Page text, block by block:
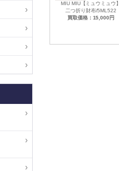
MIU MIU【ミュウミュウ】
二つ折り財布/5ML522
買取価格：15,000円